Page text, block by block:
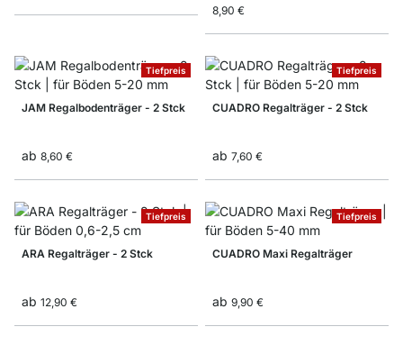
8,90 €
Tiefpreis
JAM Regalbodenträger - 2 Stck
ab 8,60 €
Tiefpreis
CUADRO Regalträger - 2 Stck
ab 7,60 €
Tiefpreis
ARA Regalträger - 2 Stck
ab 12,90 €
Tiefpreis
CUADRO Maxi Regalträger
ab 9,90 €